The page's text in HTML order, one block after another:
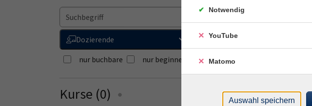
Dozierende
nur buchbare nur beginnende
Kurse (0) Loading...
Notwendig
YouTube
Matomo
Auswahl speichern